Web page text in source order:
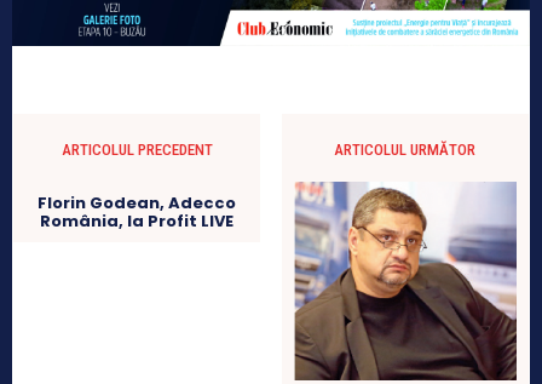
ARTICOLUL PRECEDENT
Florin Godean, Adecco
România, la Profit LIVE
ARTICOLUL URMĂTOR